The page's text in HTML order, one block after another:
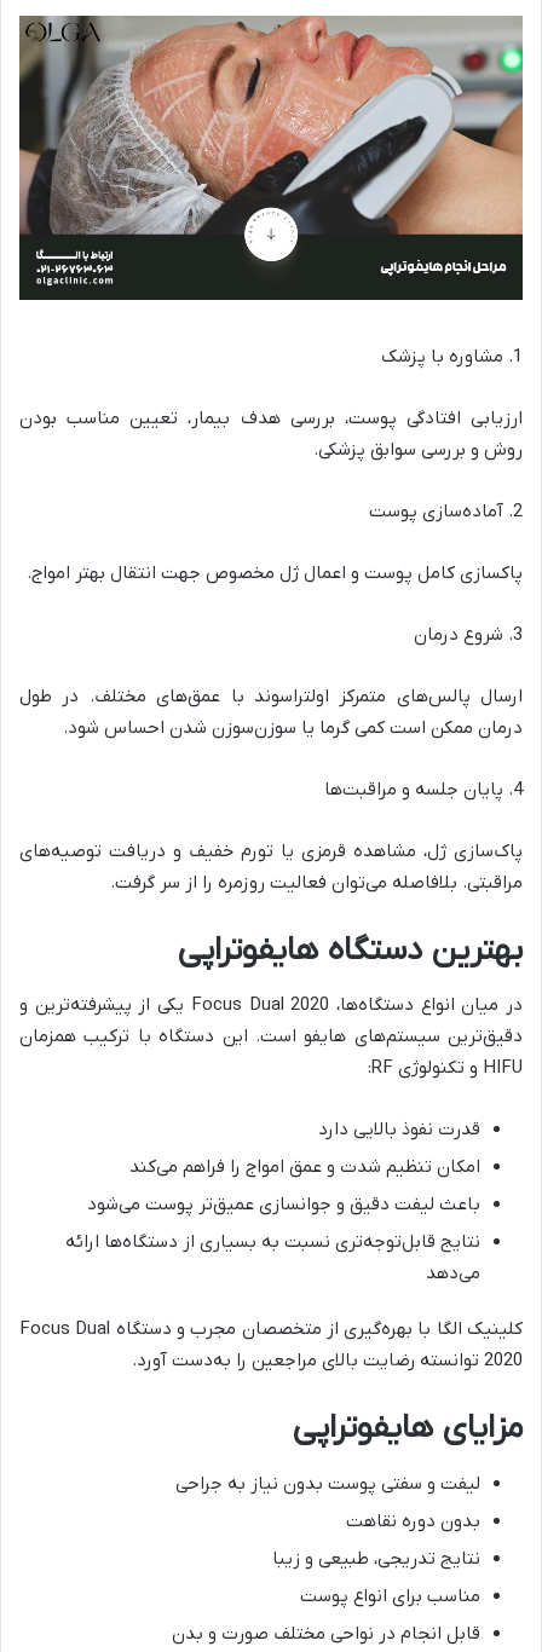
1. مشاوره با پزشک
ارزیابی افتادگی پوست، بررسی هدف بیمار، تعیین مناسب بودن
روش و بررسی سوابق پزشکی.
2. آماده‌سازی پوست
پاکسازی کامل پوست و اعمال ژل مخصوص جهت انتقال بهتر امواج.
3. شروع درمان
ارسال پالس‌های متمرکز اولتراسوند با عمق‌های مختلف. در طول
درمان ممکن است کمی گرما یا سوزن‌سوزن شدن احساس شود.
4. پایان جلسه و مراقبت‌ها
پاک‌سازی ژل، مشاهده قرمزی یا تورم خفیف و دریافت توصیه‌های
مراقبتی. بلافاصله می‌توان فعالیت روزمره را از سر گرفت.
بهترین دستگاه هایفوتراپی
در میان انواع دستگاه‌ها، Focus Dual 2020 یکی از پیشرفته‌ترین و
دقیق‌ترین سیستم‌های هایفو است. این دستگاه با ترکیب همزمان
HIFU و تکنولوژی RF:
قدرت نفوذ بالایی دارد
امکان تنظیم شدت و عمق امواج را فراهم می‌کند
باعث لیفت دقیق و جوانسازی عمیق‌تر پوست می‌شود
نتایج قابل‌توجه‌تری نسبت به بسیاری از دستگاه‌ها ارائه
می‌دهد
کلینیک الگا با بهره‌گیری از متخصصان مجرب و دستگاه Focus Dual
2020 توانسته رضایت بالای مراجعین را به‌دست آورد.
مزایای هایفوتراپی
لیفت و سفتی پوست بدون نیاز به جراحی
بدون دوره نقاهت
نتایج تدریجی، طبیعی و زیبا
مناسب برای انواع پوست
قابل انجام در نواحی مختلف صورت و بدن